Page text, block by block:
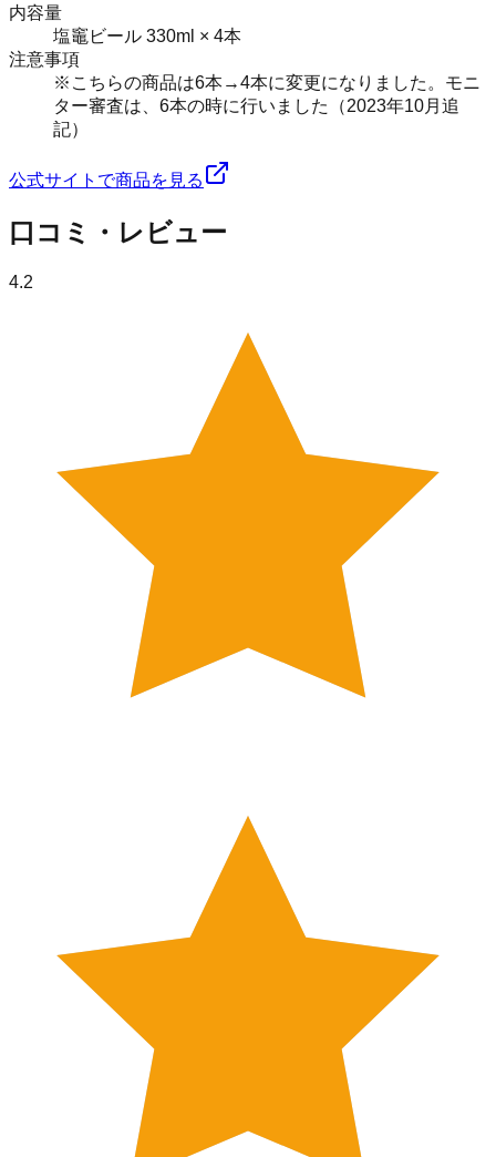
内容量
塩竈ビール 330ml × 4本
注意事項
※こちらの商品は6本→4本に変更になりました。モニ
ター審査は、6本の時に行いました（2023年10月追
記）
公式サイトで商品を見る
口コミ・レビュー
4.2